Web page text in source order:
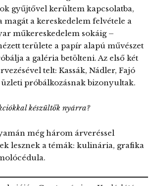
gyűjtővel kerültem kapcsolatba,
magát a kereskedelem felvétele a
műkereskedelem sokáig –
területe a papír alapú művészet
a galéria betölteni. Az első két
telt: Kassák, Nádler, Fajó
üzleti próbálkozásnak bizonyultak.
készültők nyárra?
még három árveréssel
lesznek a témák: kulinária, grafika